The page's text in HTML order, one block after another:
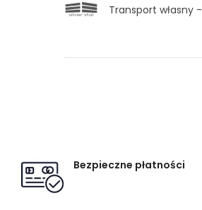
Transport własny -
Bezpieczne płatności